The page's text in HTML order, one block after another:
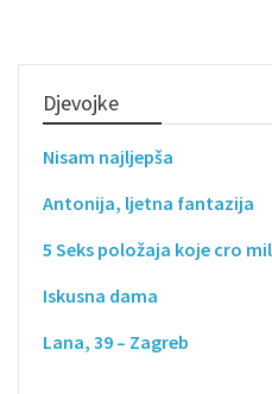
Djevojke
Nisam najljepša
Antonija, ljetna fantazija
5 Seks položaja koje cro
Iskusna dama
Lana, 39 – Zagreb